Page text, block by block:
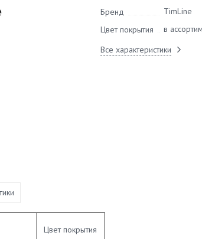
Бренд
TimLine
Цвет покрытия
в
Все характеристики
Цвет покрытия